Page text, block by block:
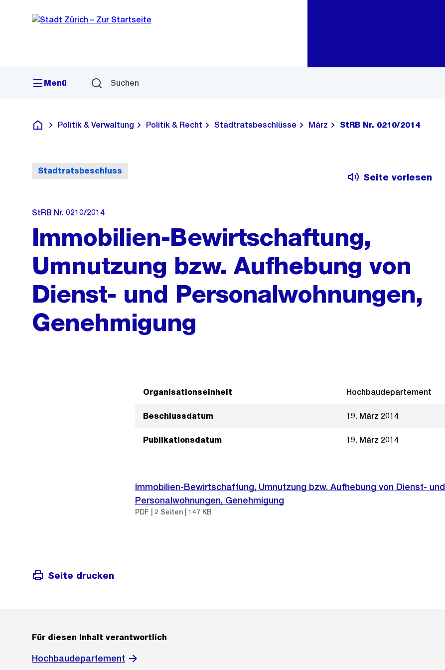
Navigation
Sprunglink
Menü Suchen
Deutsch
Politik & Verwaltung Politik & Recht Stadtratsbeschlüsse März StRB Nr. 0210/2014
Stadtratsbeschluss
Seite vorlesen
StRB Nr. 0210/2014
Immobilien-Bewirtschaftung,
Umnutzung bzw. Aufhebung von
Dienst- und Personalwohnungen,
Genehmigung
Organisationseinheit Hochbaudepartement
Beschlussdatum 19. März 2014
Publikationsdatum 19. März 2014
Immobilien-Bewirtschaftung, Umnutzung bzw. Aufhebung von Dienst- und
Personalwohnungen, Genehmigung
PDF | 2 Seiten | 147 KB
Seite drucken
Für diesen Inhalt verantwortlich
Hochbaudepartement